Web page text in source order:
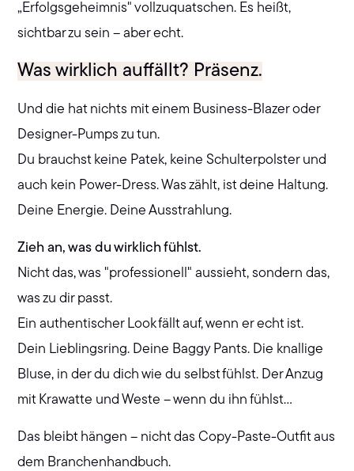
„Erfolgsgeheimnis" vollzuquatschen. Es heißt,
sichtbar zu sein – aber echt.
Was wirklich auffällt? Präsenz.
Und die hat nichts mit einem Business-Blazer oder
Designer-Pumps zu tun.
Du brauchst keine Patek, keine Schulterpolster und
auch kein Power-Dress. Was zählt, ist deine Haltung.
Deine Energie. Deine Ausstrahlung.
Zieh an, was du wirklich fühlst.
Nicht das, was "professionell" aussieht, sondern das,
was zu dir passt.
Ein authentischer Look fällt auf, wenn er echt ist.
Dein Lieblingsring. Deine Baggy Pants. Die knallige
Bluse, in der du dich wie du selbst fühlst. Der Anzug
mit Krawatte und Weste – wenn du ihn fühlst…
Das bleibt hängen – nicht das Copy-Paste-Outfit aus
dem Branchenhandbuch.